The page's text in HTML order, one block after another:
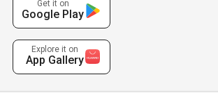
Get it on
Google Play
Explore it on
App Gallery